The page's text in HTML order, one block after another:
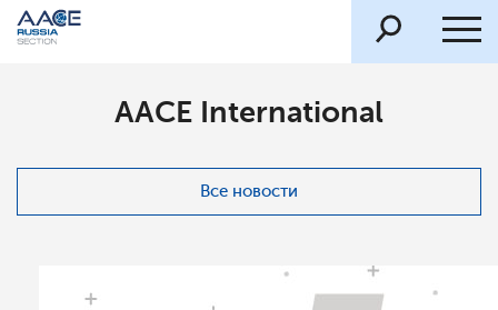
AACE International
Все новости